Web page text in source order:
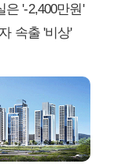
'-2,400만원'
속출 '비상'